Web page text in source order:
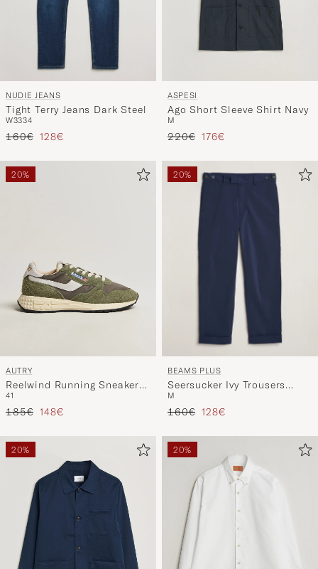
NUDIE JEANS
Tight Terry Jeans Dark Steel
W3334
Regulärer Preis
160€ Reduzierter Preis
128€
ASPESI
Ago Short Sleeve Shirt Navy
M
Regulärer Preis
220€ Reduzierter Preis
176€
20%
AUTRY
Reelwind Running Sneaker
Salvia
41
Regulärer Preis
185€ Reduzierter Preis
148€
20%
BEAMS PLUS
Seersucker Ivy Trousers
Navy
M
Regulärer Preis
160€ Reduzierter Preis
128€
20% 20%